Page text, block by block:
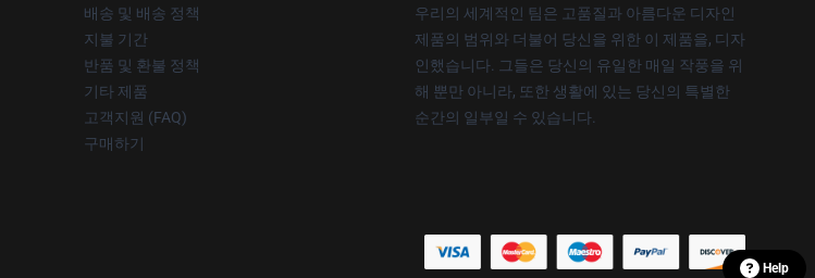
배송 및 배송 정책
지불 기간
반품 및 환불 정책
기타 제품
고객지원 (FAQ)
구매하기
우리의 세계적인 팀은 고품질과 아름다운 디자인
제품의 범위와 더불어 당신을 위한 이 제품을, 디자
인했습니다. 그들은 당신의 유일한 매일 작풍을 위
해 뿐만 아니라, 또한 생활에 있는 당신의 특별한
순간의 일부일 수 있습니다.
Help